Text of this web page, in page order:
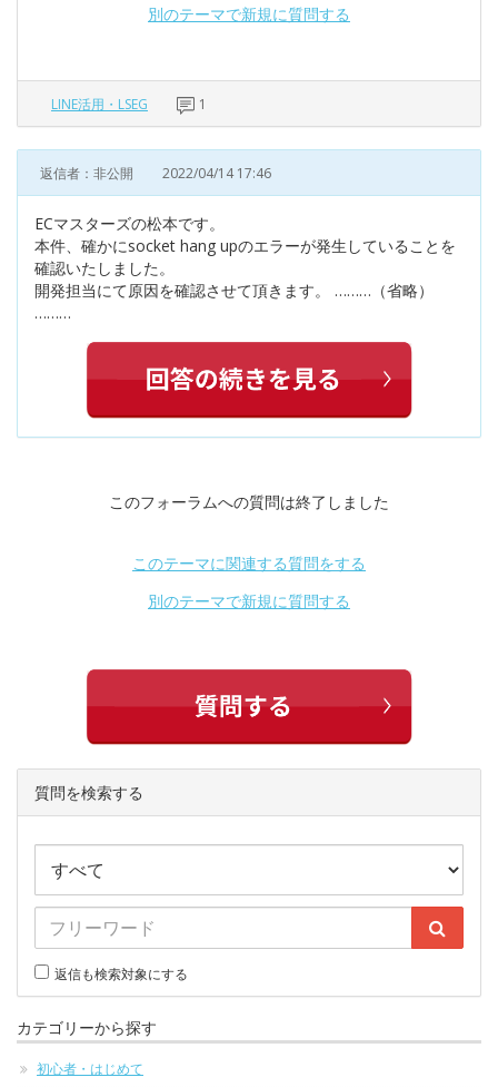
別のテーマで新規に質問する
LINE活用・LSEG 1
返信者：非公開 2022/04/14 17:46
ECマスターズの松本です。
本件、確かにsocket hang upのエラーが発生していることを
確認いたしました。
開発担当にて原因を確認させて頂きます。 ………（省略）
………
このフォーラムへの質問は終了しました
このテーマに関連する質問をする
別のテーマで新規に質問する
質問を検索する
返信も検索対象にする
カテゴリーから探す
初心者・はじめて